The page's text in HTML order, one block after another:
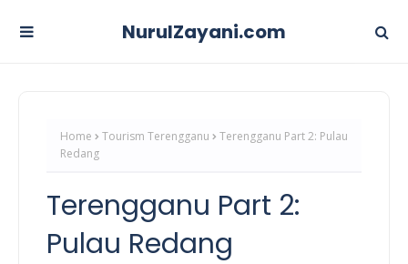
NurulZayani.com
Home Tourism Terengganu
Terengganu Part 2: Pulau
Redang
Terengganu Part 2:
Pulau Redang